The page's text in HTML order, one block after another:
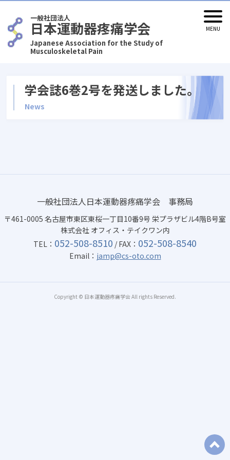
一般社団法人
日本運動器疼痛学会
Japanese Association for the Study of
Musculoskeletal Pain
学会誌6巻2号を発送しました。
News
一般社団法人日本運動器疼痛学会 事務局
〒461-0005 名古屋市東区東桜一丁目10番9号 栄プラザビル4階B号室
株式会社 オフィス・テイクワン内
TEL： 052-508-8510 / FAX： 052-508-8540
Email： jamp@cs-oto.com
Copyright © 日本運動器疼痛学会 All rights Reserved.